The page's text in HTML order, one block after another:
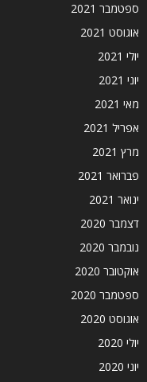
ספטמבר 2021
אוגוסט 2021
יולי 2021
יוני 2021
מאי 2021
אפריל 2021
מרץ 2021
פברואר 2021
ינואר 2021
דצמבר 2020
נובמבר 2020
אוקטובר 2020
ספטמבר 2020
אוגוסט 2020
יולי 2020
יוני 2020